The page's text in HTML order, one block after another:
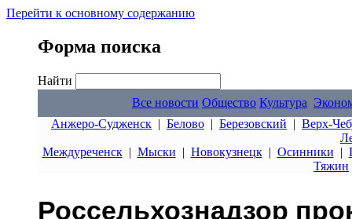
Перейти к основному содержанию
Форма поиска
Найти
Все новости Общество Культура
Анжеро-Судженск | Белово | Березовский | Верх-
Междуреченск| Мыски | Новокузнецк| Осинники |
Тяжин
Россельхознадзор